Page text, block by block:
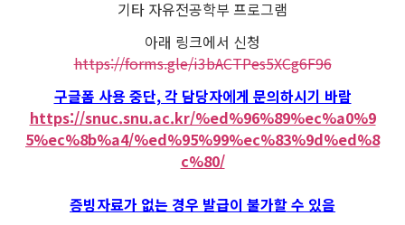
기타 자유전공학부 프로그램
아래 링크에서 신청
https://forms.gle/i3bACTPes5XCg6F96
구글폼 사용 중단, 각 담당자에게 문의하시기 바람
https://snuc.snu.ac.kr/%ed%96%89%ec%a0%9
5%ec%8b%a4/%ed%95%99%ec%83%9d%ed%8
c%80/
증빙자료가 없는 경우 발급이 불가할 수 있음